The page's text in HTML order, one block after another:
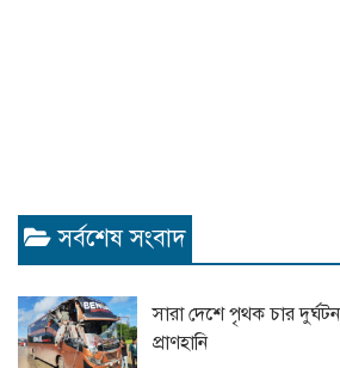
সর্বশেষ সংবাদ
সারা দেশে পৃথক চার
প্রাণহানি